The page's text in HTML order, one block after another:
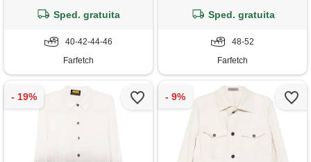
Sped. gratuita
40-42-44-46
Farfetch
Sped. gratuita
48-52
Farfetch